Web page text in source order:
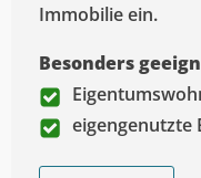
Immobilie ein.
Besonders
eigengenutzte